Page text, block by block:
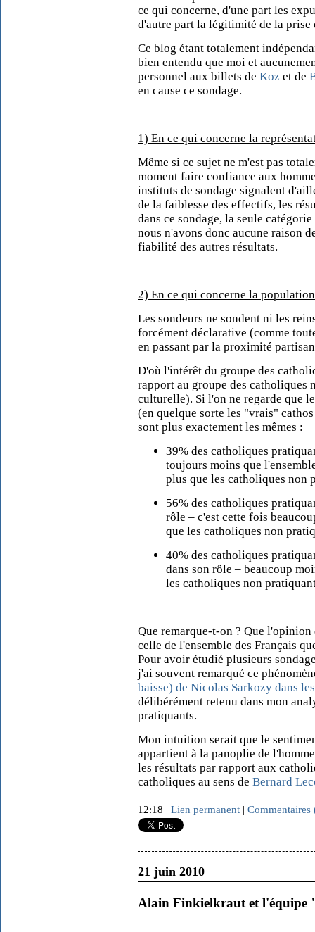
ce qui concerne, d'une part les
d'autre part la légitimité de la prise
Ce blog étant totalement
bien entendu que moi et
personnel aux billets de Koz et de
en cause ce sondage.
1) En ce qui concerne la
Même si ce sujet ne m'est pas
moment faire confiance aux
instituts de sondage signalent
de la faiblesse des effectifs, les
dans ce sondage, la seule
nous n'avons donc aucune raison
fiabilité des autres résultats.
2) En ce qui concerne la
Les sondeurs ne sondent ni les
forcément déclarative (comme
en passant par la proximité
D'où l'intérêt du groupe des
rapport au groupe des catholiques
culturelle). Si l'on ne regarde que
(en quelque sorte les "vrais"
sont plus exactement les mêmes :
39% des catholiques
toujours moins que
plus que les catholiques non
56% des catholiques
rôle – c'est cette fois
que les catholiques non
40% des catholiques
dans son rôle – beaucoup
les catholiques non
Que remarque-t-on ? Que
celle de l'ensemble des Français
Pour avoir étudié plusieurs
j'ai souvent remarqué ce
baisse) de Nicolas Sarkozy dans
délibérément retenu dans mon
pratiquants.
Mon intuition serait que le
appartient à la panoplie de
les résultats par rapport aux
catholiques au sens de Bernard
12:18 | Lien permanent | Commentaires
|
21 juin 2010
Alain Finkielkraut et l'équipe